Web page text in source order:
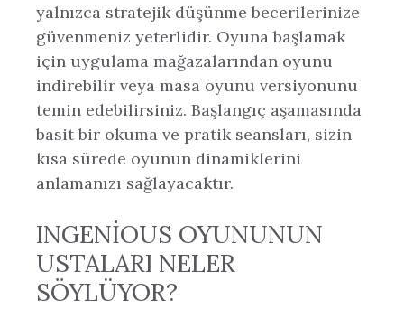
yalnızca stratejik düşünme becerilerinize
güvenmeniz yeterlidir. Oyuna başlamak
için uygulama mağazalarından oyunu
indirebilir veya masa oyunu versiyonunu
temin edebilirsiniz. Başlangıç aşamasında
basit bir okuma ve pratik seansları, sizin
kısa sürede oyunun dinamiklerini
anlamanızı sağlayacaktır.
INGENIOUS OYUNUNUN
USTALARI NELER
SÖYLÜYOR?